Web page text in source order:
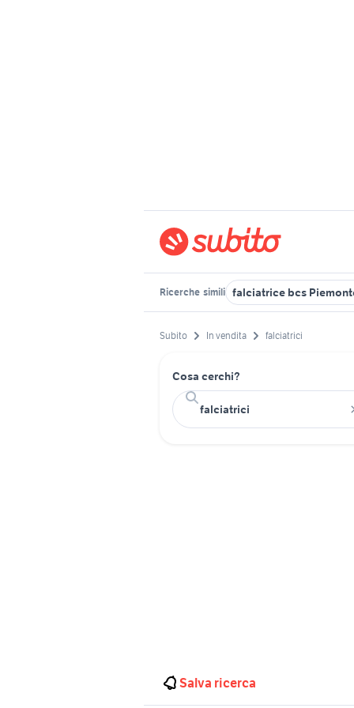
Ricerche simili falciatrice bcs
Subito In vendita falciatrici
Cosa cerchi?
Salva ricerca